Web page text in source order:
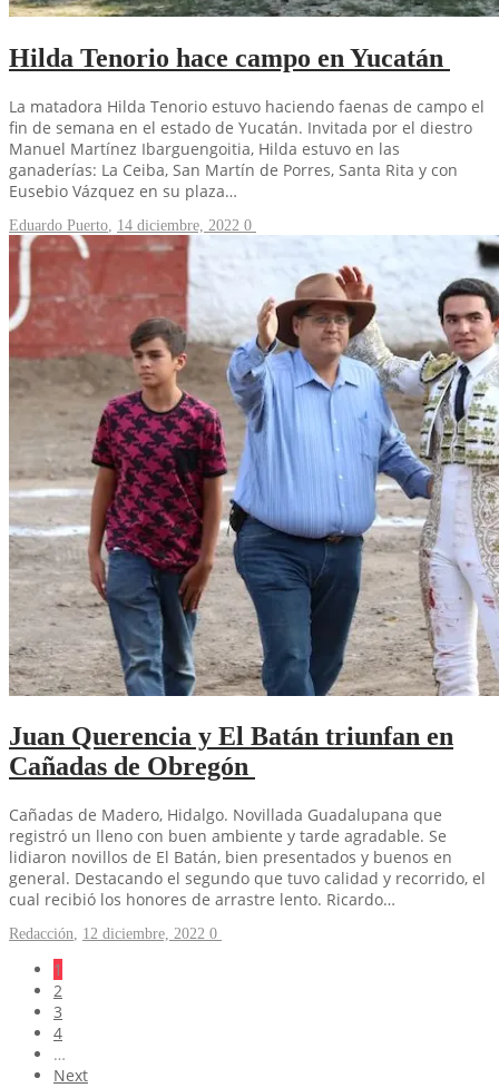
Hilda Tenorio hace campo en Yucatán
La matadora Hilda Tenorio estuvo haciendo faenas de campo el
fin de semana en el estado de Yucatán. Invitada por el diestro
Manuel Martínez Ibarguengoitia, Hilda estuvo en las
ganaderías: La Ceiba, San Martín de Porres, Santa Rita y con
Eusebio Vázquez en su plaza…
Eduardo Puerto 14 diciembre, 2022 0
Juan Querencia y El Batán triunfan en
Cañadas de Obregón
Cañadas de Madero, Hidalgo. Novillada Guadalupana que
registró un lleno con buen ambiente y tarde agradable. Se
lidiaron novillos de El Batán, bien presentados y buenos en
general. Destacando el segundo que tuvo calidad y recorrido, el
cual recibió los honores de arrastre lento. Ricardo…
Redacción, 12 diciembre, 2022 0
1
2
3
4
…
Next